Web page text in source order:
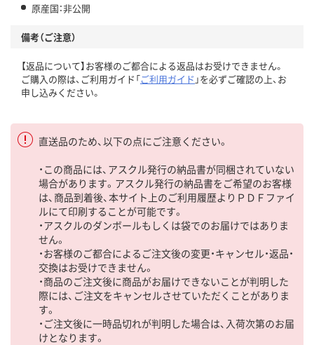
原産国：非公開
備考（ご注意）
【返品について】お客様のご都合による返品はお受けできません。
ご購入の際は、ご利用ガイド「ご利用ガイド 」を必ずご確認の上、お
申し込みください。
直送品のため、以下の点にご注意ください。
・この商品には、アスクル発行の納品書が同梱されていない
場合があります。アスクル発行の納品書をご希望のお客様
は、商品到着後、本サイト上のご利用履歴よりＰＤＦファイ
ルにて印刷することが可能です。
・アスクルのダンボールもしくは袋でのお届けではありま
せん。
・お客様のご都合によるご注文後の変更・キャンセル・返品・
交換はお受けできません。
・商品のご注文後に商品がお届けできないことが判明した
際には、ご注文をキャンセルさせていただくことがありま
す。
・ご注文後に一時品切れが判明した場合は、入荷次第のお届
けとなります。